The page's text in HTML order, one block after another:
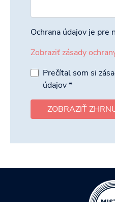
Ochrana údajov je pre
Zobraziť zásady
Prečítal som si
údajov*
ZOBRAZIŤ